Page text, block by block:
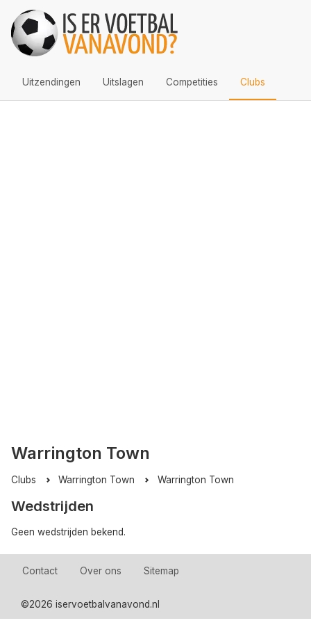
Uitzendingen Uitslagen Competities Clubs
Warrington Town
Clubs Warrington Town Warrington Town
Wedstrijden
Geen wedstrijden bekend.
Contact Over ons Sitemap
©2026 iservoetbalvanavond.nl